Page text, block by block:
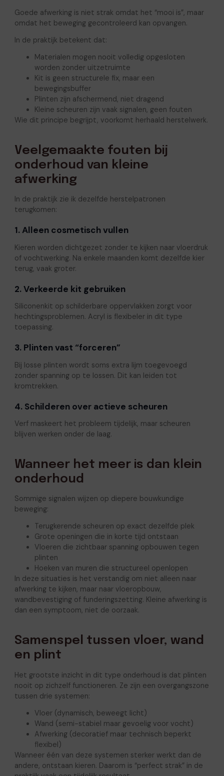
Goede afwerking is niet strak omdat het “mooi is”, maar
omdat het beweging gecontroleerd kan opvangen.
In de praktijk betekent dat:
Materialen mogen nooit volledig opgesloten
worden zonder uitzetruimte
Kit is geen structurele fix, maar een
bewegingsbuffer
Plinten zijn afschermend, niet dragend
Kleine scheuren zijn vaak signalen, geen fouten
Wie dit principe begrijpt, voorkomt herhaald herstelwerk.
Veelgemaakte fouten bij
onderhoud van kleine
afwerking
In de praktijk zie ik dezelfde herstelpatronen
terugkomen:
1. Alleen cosmetisch vullen
Kieren worden dichtgezet zonder te kijken naar vloerdruk
of vochtwerking. Na enkele maanden komt dezelfde kier
terug, vaak groter.
2. Verkeerde kit gebruiken
Siliconenkit op schilderbare oppervlakken zorgt voor
hechtingsproblemen. Acryl is flexibeler in dit type
toepassing.
3. Plinten vast “forceren”
Bij losse plinten wordt soms extra lijm toegevoegd
zonder spanning op te lossen. Dit kan leiden tot
kromtrekken.
4. Schilderen over actieve scheuren
Verf maskeert het probleem tijdelijk, maar scheuren
blijven werken onder de laag.
Wanneer het meer is dan klein
onderhoud
Sommige signalen wijzen op diepere bouwkundige
beweging:
Terugkerende scheuren op exact dezelfde plek
Grote openingen die in korte tijd ontstaan
Vloeren die zichtbaar spanning opbouwen tegen
plinten
Hoeken van muren die structureel openlopen
In deze situaties is het verstandig om niet alleen naar
afwerking te kijken, maar naar vloeropbouw,
wandbevestiging of funderingszetting. Kleine afwerking is
dan een symptoom, niet de oorzaak.
Samenspel tussen vloer, wand
en plint
Het grootste inzicht in dit type onderhoud is dat plinten
nooit op zichzelf functioneren. Ze zijn een overgangszone
tussen drie systemen:
Vloer (dynamisch, beweegt licht)
Wand (semi-stabiel maar gevoelig voor vocht)
Afwerking (decoratief maar technisch beperkt
flexibel)
Wanneer één van deze systemen sterker werkt dan de
andere, ontstaan kieren. Daarom is “perfect strak” in de